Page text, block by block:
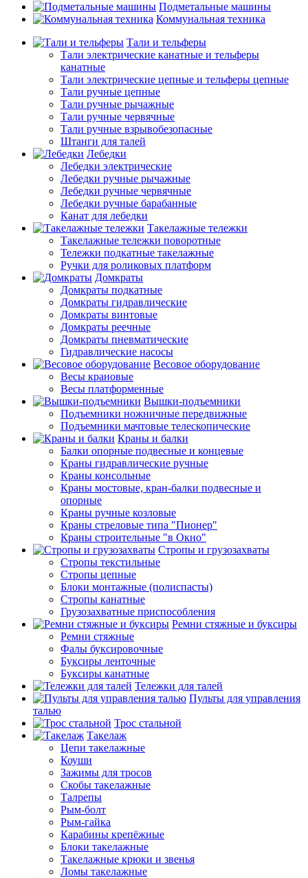
Подметальные машины
Коммунальная техника
Тали и тельферы
Тали электрические канатные и тельферы
канатные
Тали электрические цепные и тельферы цепные
Тали ручные цепные
Тали ручные рычажные
Тали ручные червячные
Тали ручные взрывобезопасные
Штанги для талей
Лебедки
Лебедки электрические
Лебедки ручные рычажные
Лебедки ручные червячные
Лебедки ручные барабанные
Канат для лебедки
Такелажные тележки
Такелажные тележки поворотные
Тележки подкатные такелажные
Ручки для роликовых платформ
Домкраты
Домкраты подкатные
Домкраты гидравлические
Домкраты винтовые
Домкраты реечные
Домкраты пневматические
Гидравлические насосы
Весовое оборудование
Весы крановые
Весы платформенные
Вышки-подъемники
Подъемники ножничные передвижные
Подъемники мачтовые телескопические
Краны и балки
Балки опорные подвесные и концевые
Краны гидравлические ручные
Краны консольные
Краны мостовые, кран-балки подвесные и
опорные
Краны ручные козловые
Краны стреловые типа "Пионер"
Краны строительные "в Окно"
Стропы и грузозахваты
Стропы текстильные
Стропы цепные
Блоки монтажные (полиспасты)
Стропы канатные
Грузозахватные приспособления
Ремни стяжные и буксиры
Ремни стяжные
Фалы буксировочные
Буксиры ленточные
Буксиры канатные
Тележки для талей
Пульты для управления
талью
Трос стальной
Такелаж
Цепи такелажные
Коуши
Зажимы для тросов
Скобы такелажные
Талрепы
Рым-болт
Рым-гайка
Карабины крепёжные
Блоки такелажные
Такелажные крюки и звенья
Ломы такелажные